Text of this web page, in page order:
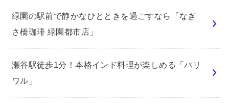
緑園の駅前で静かなひとときを過ごすなら「なぎ
さ橋珈琲 緑園都市店」
瀬谷駅徒歩1分！本格インド料理が楽しめる「パリ
ワル」